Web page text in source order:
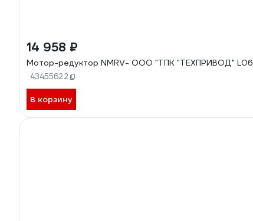
14 958 ₽
Мотор-редуктор NMRV- ООО "ТПК "ТЕХПРИВОД"
43455622
В корзину